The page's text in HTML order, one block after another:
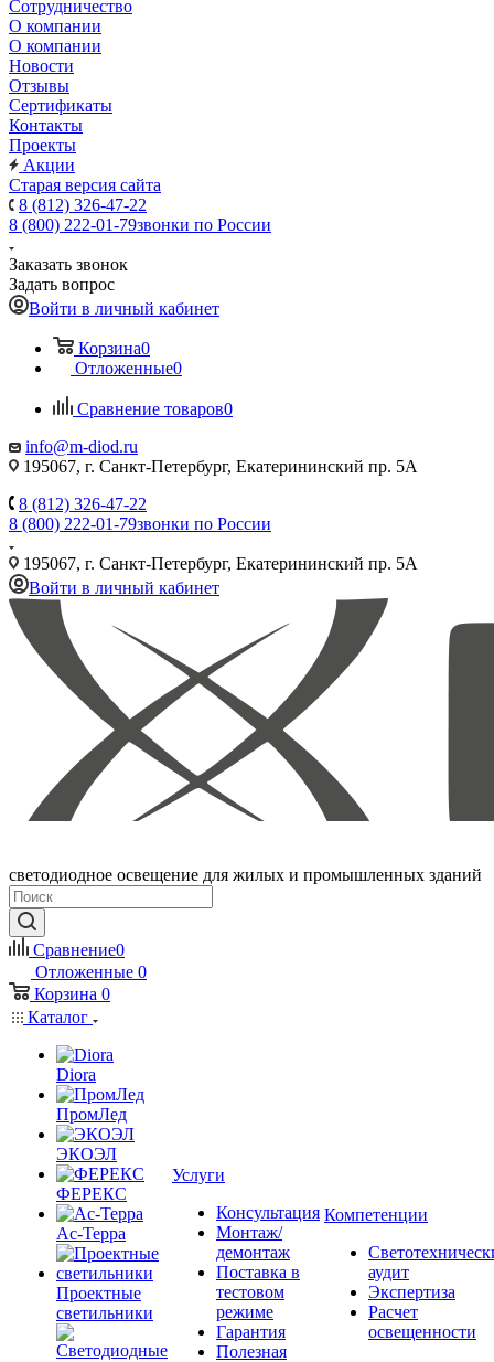
Cотрудничество
О компании
О компании
Новости
Отзывы
Сертификаты
Контакты
Проекты
Акции
Старая версия сайта
8 (812) 326-47-22
8 (800) 222-01-79звонки по России
Заказать звонок
Задать вопрос
Войти в личный кабинет
Корзина0
Отложенные0
Сравнение товаров0
info@m-diod.ru
195067, г. Санкт-Петербург, Екатерининский пр. 5А
8 (812) 326-47-22
8 (800) 222-01-79звонки по России
195067, г. Санкт-Петербург, Екатерининский пр. 5А
Войти в личный кабинет
светодиодное освещение для жилых и промышленных зданий
Сравнение0
Отложенные 0
Корзина 0
Каталог
Diora
ПромЛед
ЭКОЭЛ
ФЕРЕКС
Ас-Терра
Проектные
светильники
Услуги
Консультация
Монтаж/
демонтаж
Поставка в
тестовом
режиме
Гарантия
Полезная
Компетенции
аудит
Экспертиза
Расчет
освещенности